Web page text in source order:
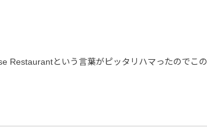
Restaurantという言葉がピッタリハマったのでこの